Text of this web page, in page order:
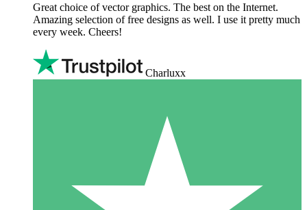
Great choice of vector graphics. The best on the Internet.
Amazing selection of free designs as well. I use it pretty much
every week. Cheers!
Charluxx